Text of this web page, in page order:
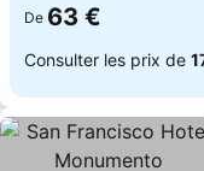
De 63 €
Consulter les prix de